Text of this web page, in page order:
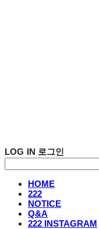
LOG IN 로그인
HOME
222
NOTICE
Q&A
222 INSTAGRAM